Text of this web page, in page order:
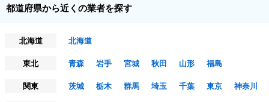
都道府県から近くの業者を探す
北海道
北海道
東北
青森 岩手 宮城 秋田 山形
福島
関東
茨城 栃木 群馬 埼玉 千葉 東京
神奈川